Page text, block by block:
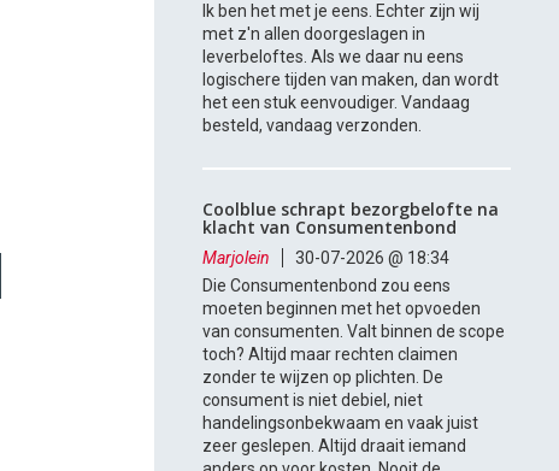
Ik ben het met je eens. Echter zijn wij
met z'n allen doorgeslagen in
leverbeloftes. Als we daar nu eens
logischere tijden van maken, dan wordt
het een stuk eenvoudiger. Vandaag
besteld, vandaag verzonden.
Coolblue schrapt bezorgbelofte na
klacht van Consumentenbond
Marjolein
30-07-2026 @ 18:34
Die Consumentenbond zou eens
moeten beginnen met het opvoeden
van consumenten. Valt binnen de scope
toch? Altijd maar rechten claimen
zonder te wijzen op plichten. De
consument is niet debiel, niet
handelingsonbekwaam en vaak juist
zeer geslepen. Altijd draait iemand